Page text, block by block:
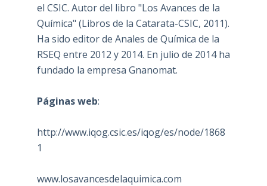
el CSIC. Autor del libro "Los Avances de la
Química" (Libros de la Catarata-CSIC, 2011).
Ha sido editor de Anales de Química de la
RSEQ entre 2012 y 2014. En julio de 2014 ha
fundado la empresa Gnanomat.
Páginas web:
http://www.iqog.csic.es/iqog/es/node/1868
1
www.losavancesdelaquimica.com